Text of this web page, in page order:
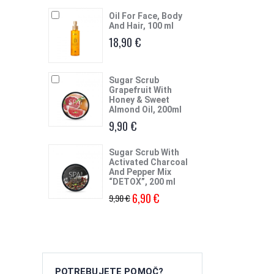
Oil For Face, Body
And Hair, 100 ml
18,90 €
Sugar Scrub
Grapefruit With
Honey & Sweet
Almond Oil, 200ml
9,90 €
Sugar Scrub With
Activated Charcoal
And Pepper Mix
“DETOX”, 200 ml
9,90 €6,90 €
POTREBUJETE POMOČ?